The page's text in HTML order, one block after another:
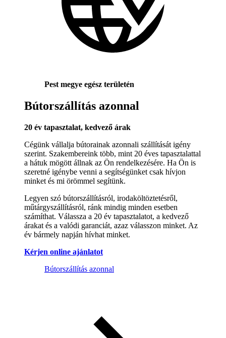
Pest megye egész területén
Bútorszállítás azonnal
20 év tapasztalat, kedvező árak
Cégünk vállalja bútorainak azonnali szállítását igény
szerint. Szakembereink több, mint 20 éves tapasztalattal
a hátuk mögött állnak az Ön rendelkezésére. Ha Ön is
szeretné igénybe venni a segítségünket csak hívjon
minket és mi örömmel segítünk.
Legyen szó bútorszállításról, irodaköltöztetésről,
műtárgyszállításról, ránk mindig minden esetben
számíthat. Válassza a 20 év tapasztalatot, a kedvező
árakat és a valódi garanciát, azaz válasszon minket. Az
év bármely napján hívhat minket.
Kérjen online ajánlatot
Bútorszállítás azonnal